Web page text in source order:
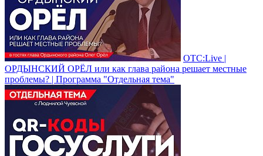
ОТС:Live |
ОРДЫНСКИЙ ОРЁЛ или как глава района решает местные
проблемы? | Программа "Отдельная тема"